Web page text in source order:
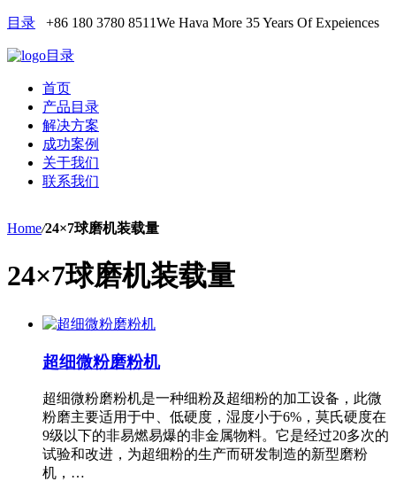
目录 +86 180 3780 8511We Hava More 35 Years Of Expeiences
目录
首页
产品目录
解决方案
成功案例
关于我们
联系我们
Home/24×7球磨机装载量
24×7球磨机装载量
超细微粉磨粉机
超细微粉磨粉机是一种细粉及超细粉的加工设备，此微
粉磨主要适用于中、低硬度，湿度小于6%，莫氏硬度在
9级以下的非易燃易爆的非金属物料。它是经过20多次的
试验和改进，为超细粉的生产而研发制造的新型磨粉
机，…